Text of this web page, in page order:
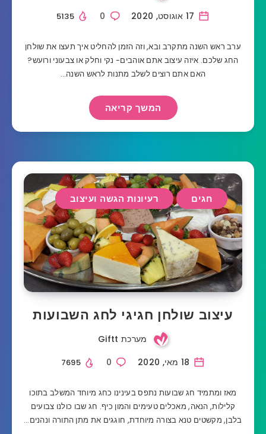
0
5135
ערב ראש השנה מתקרב ובא, וזה הזמן להחליט איך תעצו את שולחן
החג שלכם. איזה עיצוב אתם אוהבים- נקי וחלק או צבעוני ורועש?
האם אתם רוצים לשלב מתנות לראש השנה…
המשך קריאה
חגים רעיונות הגשה ועיצוב
עיצוב שולחן חגיגי לחג השבועות
מערכת Giftt
0
7695
מאז ומתמיד חג שבועות נתפס בעינינו כחג מיוחד המשלב בתוכו
קלילות, הנאה, מאכלים טעימים והמון כיף. חג שבו כולנו צבועים
בלבן, מקשטים טנא בצורה מיוחדת, חוגגים את מתן התורה ונהנים…